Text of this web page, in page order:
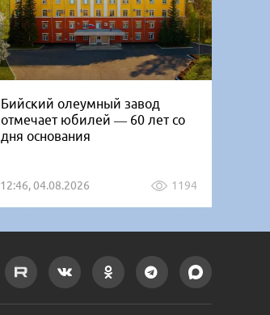
Бийский олеумный завод
отмечает юбилей — 60 лет со
дня основания
12:46, 04.08.2026 1194